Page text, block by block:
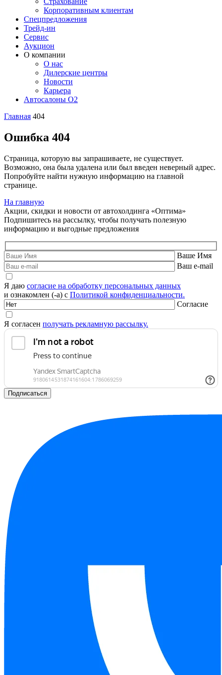
Корпоративным клиентам
Спецпредложения
Трейд-ин
Сервис
Аукцион
О компании
О нас
Дилерские центры
Новости
Карьера
Автосалоны O2
Главная 404
Ошибка 404
Страница, которую вы запрашиваете, не существует.
Возможно, она была удалена или был введен неверный адрес.
Попробуйте найти нужную информацию на главной
странице.
На главную
Акции, скидки и новости от автохолдинга «Оптима»
Подпишитесь на рассылку, чтобы получать полезную
информацию и выгодные предложения
Ваше Имя
Ваш e-mail
Я даю согласие на обработку персональных данных
и ознакомлен (-а) с Политикой конфиденциальности.
Согласие
Я согласен получать рекламную рассылку.